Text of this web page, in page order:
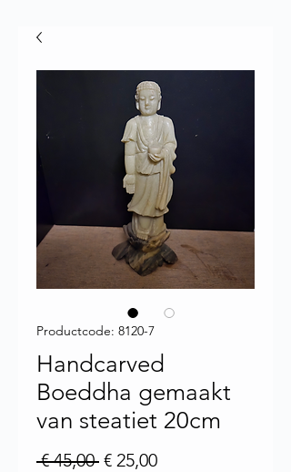
Productcode: 8120-7
Handcarved
Boeddha gemaakt
van steatiet 20cm
€ 45,00 Normale prijs
€ 25,00Verkoopprijs